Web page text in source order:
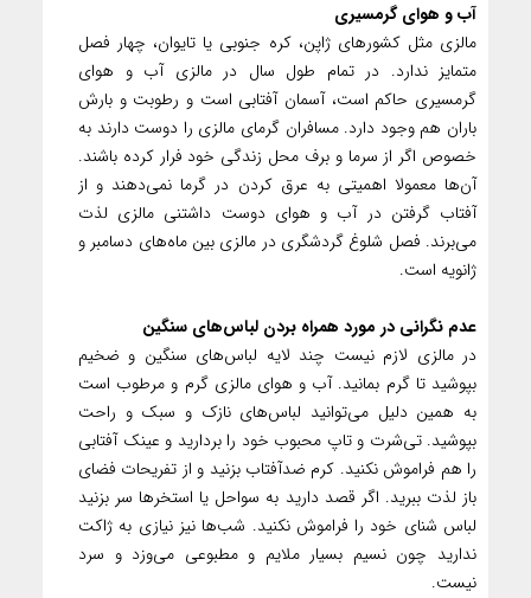
آب و هوای گرمسیری
مالزی مثل کشورهای ژاپن، کره جنوبی یا تایوان، چهار فصل
متمایز ندارد. در تمام طول سال در مالزی آب و هوای
گرمسیری حاکم است، آسمان آفتابی است و رطوبت و بارش
باران هم وجود دارد. مسافران گرمای مالزی را دوست دارند به
خصوص اگر از سرما و برف محل زندگی خود فرار کرده باشند.
آن‌ها معمولا اهمیتی به عرق کردن در گرما نمی‌دهند و از
آفتاب گرفتن در آب و هوای دوست داشتنی مالزی لذت
می‌برند. فصل شلوغ گردشگری در مالزی بین ماه‌های دسامبر و
ژانویه است.
عدم نگرانی در مورد همراه بردن لباس‌های سنگین
در مالزی لازم نیست چند لایه لباس‌های سنگین و ضخیم
بپوشید تا گرم بمانید. آب و هوای مالزی گرم و مرطوب است
به همین دلیل می‌توانید لباس‌های نازک و سبک و راحت
بپوشید. تی‌شرت و تاپ محبوب خود را بردارید و عینک آفتابی
را هم فراموش نکنید. کرم ضدآفتاب بزنید و از تفریحات فضای
باز لذت ببرید. اگر قصد دارید به سواحل یا استخرها سر بزنید
لباس شنای خود را فراموش نکنید. شب‌ها نیز نیازی به ژاکت
ندارید چون نسیم بسیار ملایم و مطبوعی می‌وزد و سرد
نیست.